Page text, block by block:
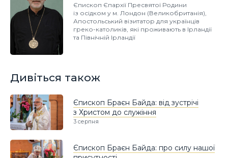
Єпископ Єпархії Пресвятої Родини
із осідком у м. Лондон (Великобританія),
Апостольський візитатор для українців
греко-католиків, які проживають в Ірландії
та Північній Ірландії
Дивіться також
Єпископ Браєн Байда: від зустрічі
з Христом до служіння
3 серпня
Єпископ Браєн Байда: про силу нашої